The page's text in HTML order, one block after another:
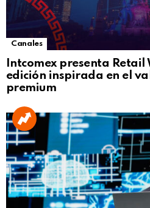
Canales
Intcomex presenta
edición inspirada en el
premium